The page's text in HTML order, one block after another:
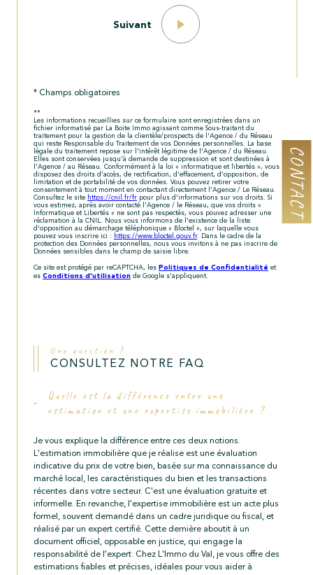
CONTACT
Suivant
* Champs obligatoires
**
Les informations recueillies sur ce formulaire sont enregistrées dans un
fichier informatisé par La Boite Immo agissant comme Sous-traitant du
traitement pour la gestion de la clientèle/prospects de l'Agence / du Réseau
qui reste Responsable du Traitement de vos Données personnelles. La base
légale du traitement repose sur l'intérêt légitime de l'Agence / du Réseau.
Elles sont conservées jusqu'à demande de suppression et sont destinées à
l'Agence / au Réseau. Conformément à la loi « informatique et libertés », vous
disposez des droits d’accès, de rectification, d’effacement, d’opposition, de
limitation et de portabilité de vos données. Vous pouvez retirer votre
consentement à tout moment en contactant directement l’Agence / Le Réseau.
Consultez le site https://cnil.fr/fr pour plus d’informations sur vos droits. Si
vous estimez, après avoir contacté l'Agence / le Réseau, que vos droits «
Informatique et Libertés » ne sont pas respectés, vous pouvez adresser une
réclamation à la CNIL. Nous vous informons de l’existence de la liste
d'opposition au démarchage téléphonique « Bloctel », sur laquelle vous
pouvez vous inscrire ici :
https://www.bloctel.gouv.fr. Dans le cadre de la
protection des Données personnelles, nous vous invitons à ne pas inscrire de
Données sensibles dans le champ de saisie libre.
Ce site est protégé par reCAPTCHA, les Politiques de Confidentialité et
es Conditions d'utilisation de Google s'appliquent.
vendre mon bien
Je renseigne les informations
Type de bien *
Sélectionnez le type de bien *
Adresse du bien *
Une question ?
CONSULTEZ NOTRE FAQ
Quelle est la différence entre une
estimation et une expertise immobilière ?
Je vous explique la différence entre ces deux notions.
L'estimation immobilière que je réalise est une évaluation
indicative du prix de votre bien, basée sur ma connaissance du
marché local, les caractéristiques du bien et les transactions
récentes dans votre secteur. C'est une évaluation gratuite et
informelle. En revanche, l'expertise immobilière est un acte plus
formel, souvent demandé dans un cadre juridique ou fiscal, et
réalisé par un expert certifié. Cette dernière aboutit à un
document officiel, opposable en justice, qui engage la
responsabilité de l'expert. Chez L'Immo du Val, je vous offre des
estimations fiables et précises, idéales pour vous aider à